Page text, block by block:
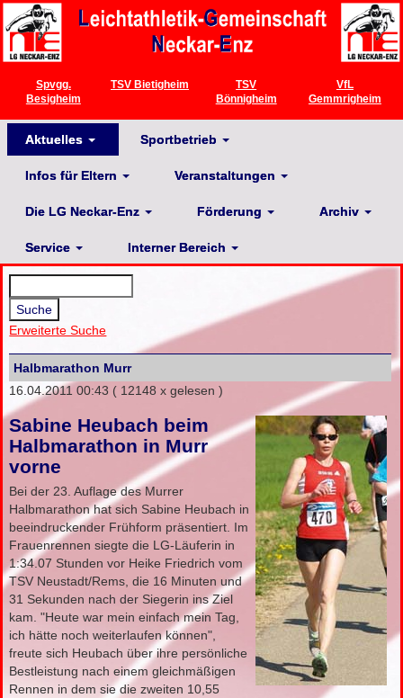
Spvgg.
Besigheim
TSV Bietigheim
TSV
Bönnigheim
VfL
Gemmrigheim
Aktuelles Sportbetrieb
Infos für Eltern Veranstaltungen
Die LG Neckar-Enz Förderung Archiv
Service Interner Bereich
Erweiterte Suche
Halbmarathon Murr
16.04.2011 00:43 ( 12148 x gelesen )
Sabine Heubach beim
Halbmarathon in Murr
vorne
Bei der 23. Auflage des Murrer
Halbmarathon hat sich Sabine Heubach in
beeindruckender Frühform präsentiert. Im
Frauenrennen siegte die LG-Läuferin in
1:34.07 Stunden vor Heike Friedrich vom
TSV Neustadt/Rems, die 16 Minuten und
31 Sekunden nach der Siegerin ins Ziel
kam. "Heute war mein einfach mein Tag,
ich hätte noch weiterlaufen können",
freute sich Heubach über ihre persönliche
Bestleistung nach einem gleichmäßigen
Rennen in dem sie die zweiten 10,55